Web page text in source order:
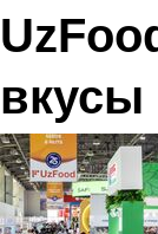
вкусы